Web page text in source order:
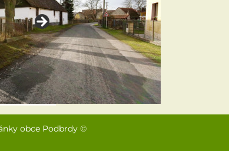
obce Podbrdy ©